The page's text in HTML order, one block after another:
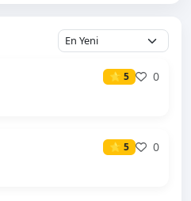
⭐ 5
0
⭐ 5
0